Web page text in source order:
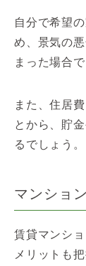
自分で希望
め、景気の
まった場合
また、住居
とから、貯
るでしょう。
マンショ
賃貸マンシ
メリットも